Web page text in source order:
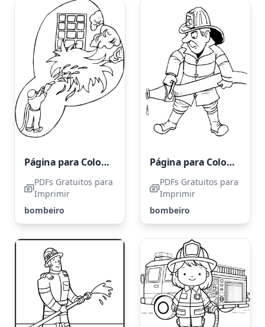
Página para Colorir Imprimível de Bombeiros
PDFs Gratuitos para
Imprimir
bombeiro
Página para Colorir de Bombeiro para Imprimir Grátis
PDFs Gratuitos para
Imprimir
bombeiro